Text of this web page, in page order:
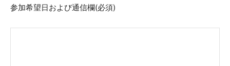
参加希望日および通信欄(必須)